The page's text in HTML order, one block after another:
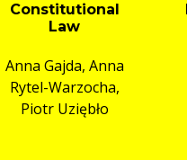
Constitutional
Law
Anna Gajda, Anna
Rytel-Warzocha,
Piotr Uziębło